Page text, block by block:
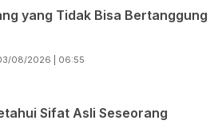
yang Tidak Bisa Bertanggung
08/2026 | 06:55
Sifat Asli Seseorang